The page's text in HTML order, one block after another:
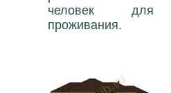
человек для
проживания.